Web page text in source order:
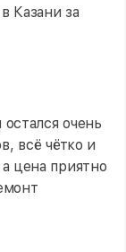
Казани за
очень
всё чётко и
цена приятно